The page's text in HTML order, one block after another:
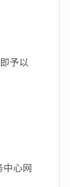
予以
中心网